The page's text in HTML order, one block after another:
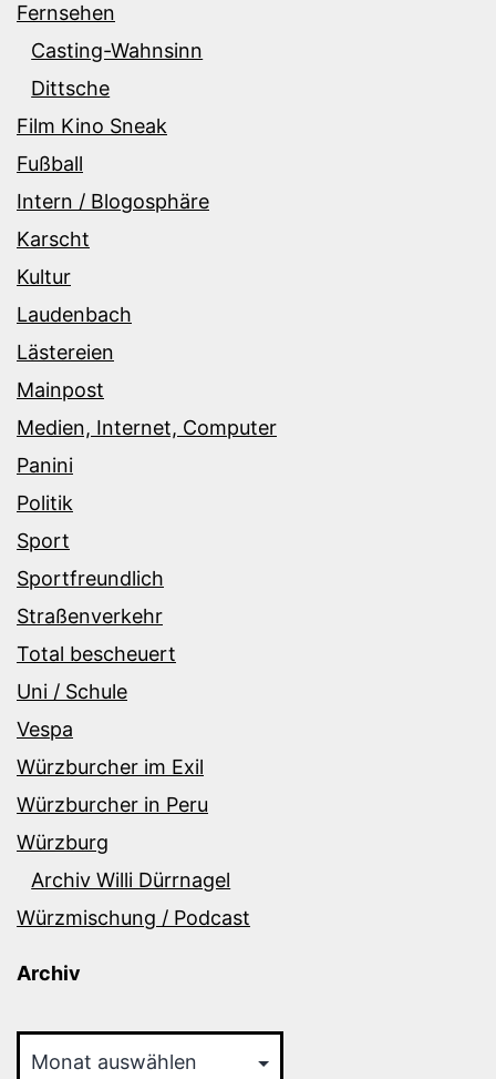
Fernsehen
Casting-Wahnsinn
Dittsche
Film Kino Sneak
Fußball
Intern / Blogosphäre
Karscht
Kultur
Laudenbach
Lästereien
Mainpost
Medien, Internet, Computer
Panini
Politik
Sport
Sportfreundlich
Straßenverkehr
Total bescheuert
Uni / Schule
Vespa
Würzburcher im Exil
Würzburcher in Peru
Würzburg
Archiv Willi Dürrnagel
Würzmischung / Podcast
Archiv